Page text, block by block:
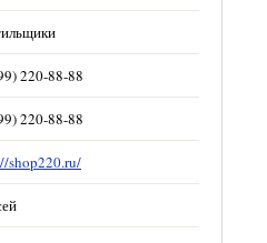
220-88-88
220-88-88
shop220.ru/